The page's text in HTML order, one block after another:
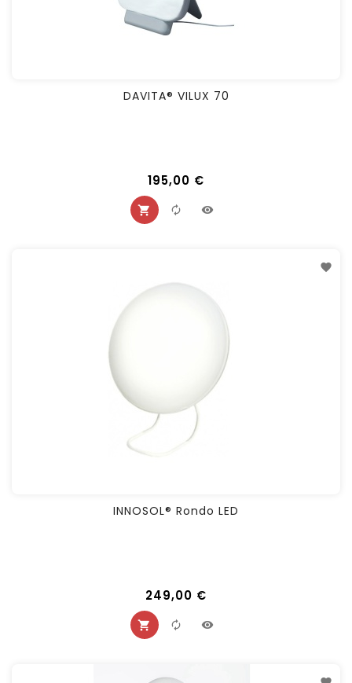
DAVITA® VILUX 70
195,00 €
INNOSOL® Rondo LED
249,00 €